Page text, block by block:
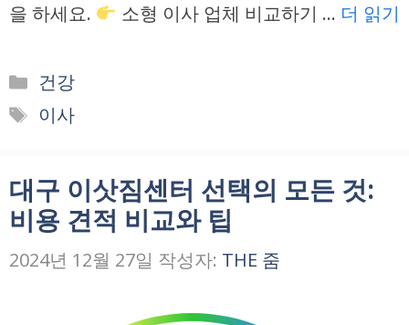
을 하세요.
소형 이사 업체 비교하기 … 더 읽기
카
테
건강
태
이사
대구 이삿짐센터 선택의 모든 것:
비용 견적 비교와 팁
2024년 12월 27일 작성자: THE 줌